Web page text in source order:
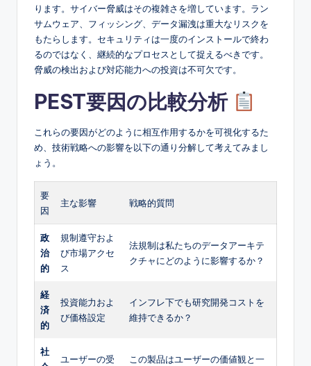
ります。サイバー脅威はその複雑さを増しています。ラン
サムウェア、フィッシング、データ漏洩は重大なリスクを
もたらします。セキュリティは一度のインストールで終わ
るのではなく、継続的なプロセスとして捉えるべきです。
脅威の検出および対応能力への投資は不可欠です。
PEST要因の比較分析
これらの要因がどのように相互作用するかを可視化するた
め、技術戦略への影響を以下の通り分解して考えてみまし
ょう。
要
因
主な影響 戦略的質問
政
治
的
規制遵守およ
び市場アクセ
ス
法規制は私たちのデータアーキテ
クチャにどのように影響するか？
経
済
的
投資能力およ
び価格設定
インフレ下でも研究開発コストを
維持できるか？
社
ユーザーの受 この製品はユーザーの価値観と一